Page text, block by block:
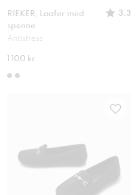
RIEKER, Loafer med
spenne
3.3
Antistress
1 100 kr